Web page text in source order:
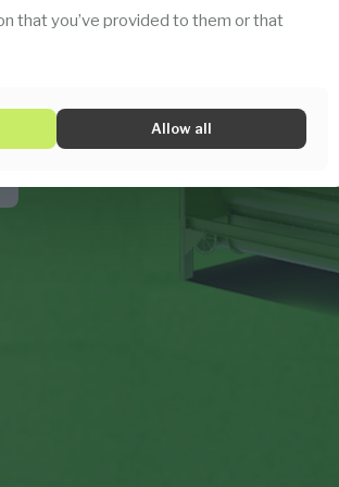
that you’ve provided to them or that
Allow all